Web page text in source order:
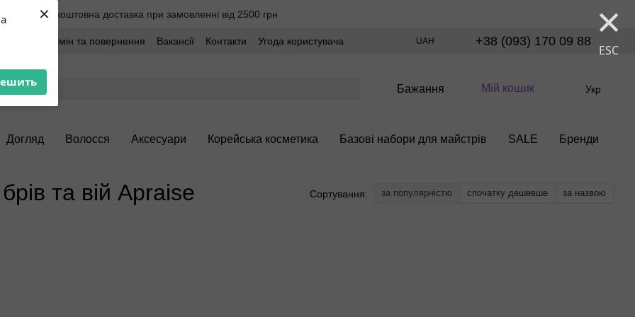
× ×
ESC
Безкоштовна доставка при замовленні від 2500 грн
Обмін та повернення Вакансії Контакти
Угода користувача
UAH +38 (093) 170 09 88
Бажання Мій кошик Укр
Догляд Волосся Аксесуари Корейська косметика Базові набори для майстрів SALE Бренди
та вій Apraise Сортування: за популярністю спочатку дешевше за назвою